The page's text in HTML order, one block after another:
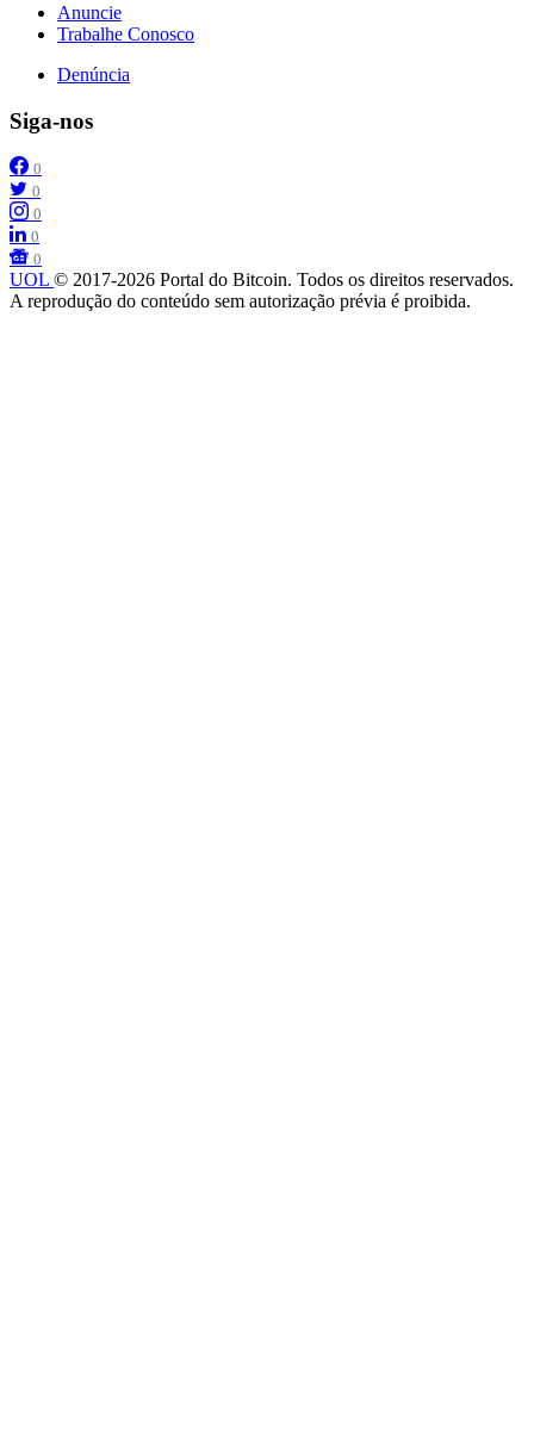
Anuncie
Trabalhe Conosco
Denúncia
Siga-nos
0
0
0
0
0
UOL © 2017-2026 Portal do Bitcoin. Todos os direitos reservados.
A reprodução do conteúdo sem autorização prévia é proibida.